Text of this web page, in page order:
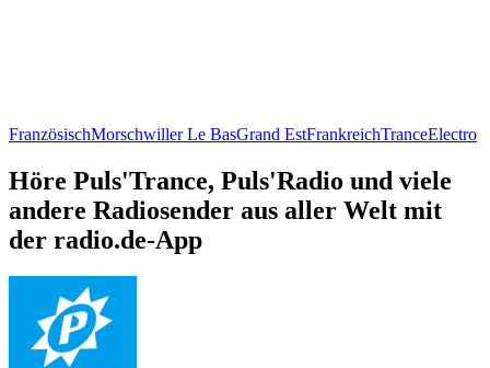
FranzösischMorschwiller Le BasGrand EstFrankreichTranceElectro
Höre Puls'Trance, Puls'Radio und viele
andere Radiosender aus aller Welt mit
der radio.de-App